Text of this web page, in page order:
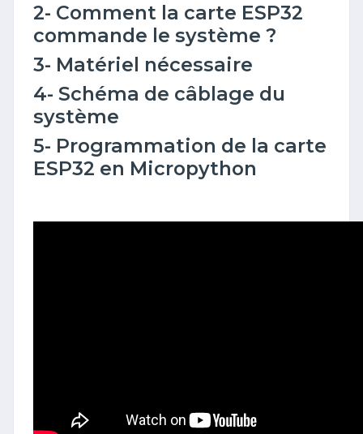
2- Comment la carte ESP32
commande le système ?
3- Matériel nécessaire
4- Schéma de câblage du
système
5- Programmation de la carte
ESP32 en Micropython